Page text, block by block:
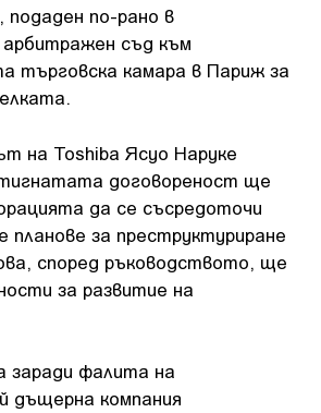
подаден по-рано в
съд към
търговска камара в Париж за
на Toshiba Ясуо Наруке
договореност ще
да се съсредоточи
за преструктуриране
според ръководството, ще
за развитие на
заради фалита на
дъщерна компания